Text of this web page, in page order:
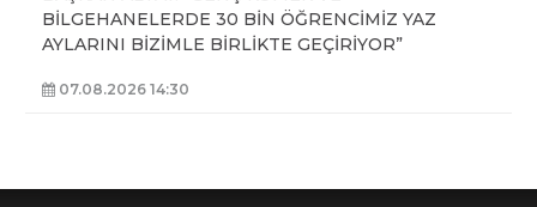
BİLGEHANELERDE 30 BİN ÖĞRENCİMİZ YAZ
AYLARINI BİZİMLE BİRLİKTE GEÇİRİYOR”
07.08.2026 14:30